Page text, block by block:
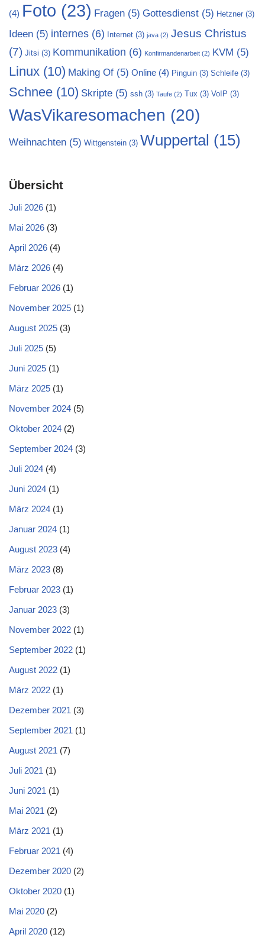
(4) Foto (23) Fragen (5) Gottesdienst (5) Hetzner (3)
Ideen (5) internes (6) Internet (3) java (2) Jesus Christus
(7) Jitsi (3) Kommunikation (6) Konfirmandenarbeit (2) KVM (5)
Linux (10) Making Of (5) Online (4) Pinguin (3) Schleife (3)
Schnee (10) Skripte (5) ssh (3) Taufe (2) Tux (3) VoIP (3)
WasVikaresomachen (20)
Weihnachten (5) Wittgenstein (3) Wuppertal (15)
Übersicht
Juli 2026 (1)
Mai 2026 (3)
April 2026 (4)
März 2026 (4)
Februar 2026 (1)
November 2025 (1)
August 2025 (3)
Juli 2025 (5)
Juni 2025 (1)
März 2025 (1)
November 2024 (5)
Oktober 2024 (2)
September 2024 (3)
Juli 2024 (4)
Juni 2024 (1)
März 2024 (1)
Januar 2024 (1)
August 2023 (4)
März 2023 (8)
Februar 2023 (1)
Januar 2023 (3)
November 2022 (1)
September 2022 (1)
August 2022 (1)
März 2022 (1)
Dezember 2021 (3)
September 2021 (1)
August 2021 (7)
Juli 2021 (1)
Juni 2021 (1)
Mai 2021 (2)
März 2021 (1)
Februar 2021 (4)
Dezember 2020 (2)
Oktober 2020 (1)
Mai 2020 (2)
April 2020 (12)